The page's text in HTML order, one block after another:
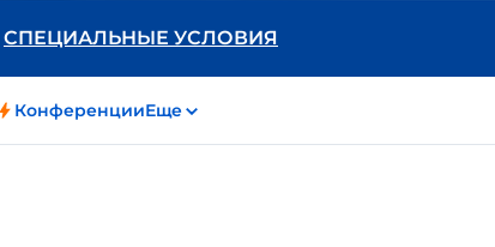
СПЕЦИАЛЬНЫЕ УСЛОВИЯ
КонференцииЕще